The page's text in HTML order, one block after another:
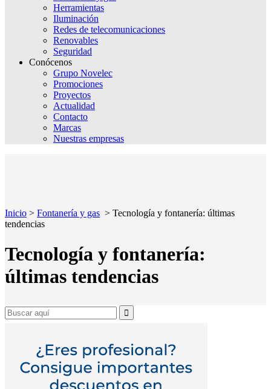
Herramientas
Iluminación
Redes de telecomunicaciones
Renovables
Seguridad
Conócenos
Grupo Novelec
Promociones
Proyectos
Actualidad
Contacto
Marcas
Nuestras empresas
Inicio > Fontanería y gas > Tecnología y fontanería: últimas
tendencias
Tecnología y fontanería:
últimas tendencias
Search
for: